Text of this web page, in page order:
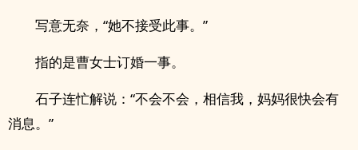
写意无奈，“她不接受此事。”
指的是曹女士订婚一事。
石子连忙解说：“不会不会，相信我，妈妈很快会有
消息。”